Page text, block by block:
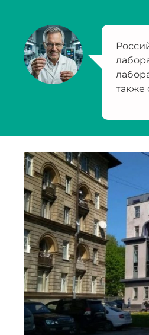
также